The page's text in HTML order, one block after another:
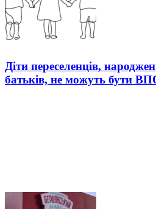
Діти переселенців,
батьків, не можуть бути